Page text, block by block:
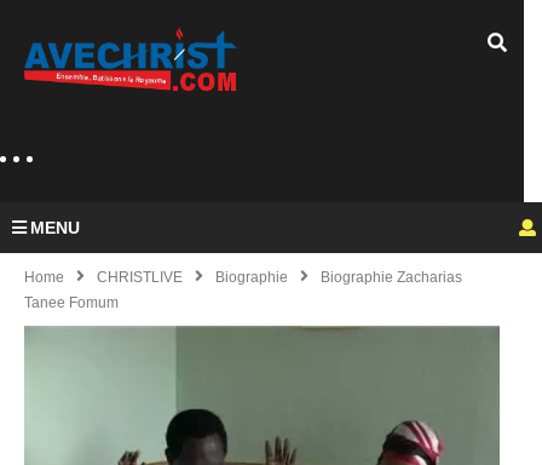
MENU
Home CHRISTLIVE Biographie
Biographie Zacharias
Tanee Fomum